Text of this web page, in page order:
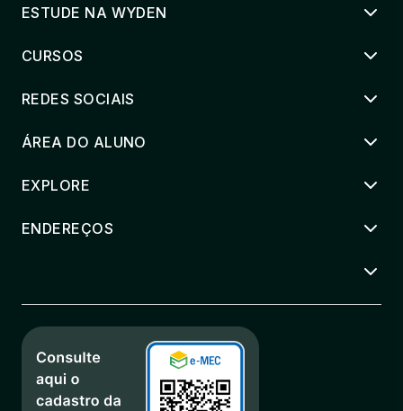
ESTUDE NA WYDEN
CURSOS
REDES SOCIAIS
ÁREA DO ALUNO
EXPLORE
ENDEREÇOS